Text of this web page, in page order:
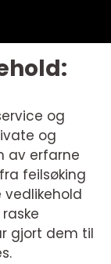
og
og
av erfarne
feilsøking
gjort dem til